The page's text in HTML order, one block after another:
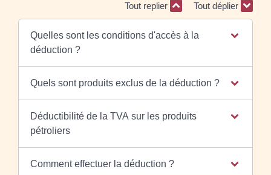
Tout replier Tout déplier
Quelles sont les conditions d'accès à la
déduction ?
Quels sont produits exclus de la déduction ?
Déductibilité de la TVA sur les produits
pétroliers
Comment effectuer la déduction ?